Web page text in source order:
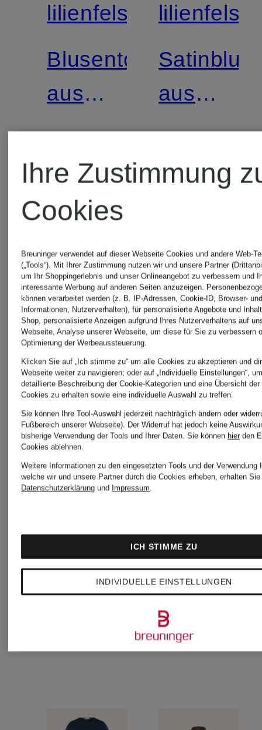
lilienfels
Blusentop
aus
Seide
129,99 €
lilienfels
aus
Seide
169,99 €
Neu
Hemdbluse
199,99 €
Neu
229,99 €
Ihre Zustimmung
Cookies
Breuninger verwendet auf dieser Webseite Cookies und andere Web-
(„Tools“). Mit Ihrer Zustimmung nutzen wir und unsere Partner
um Ihr Shoppingerlebnis und unser Onlineangebot zu verbessern und
interessante Werbung auf anderen Seiten anzuzeigen.
können verarbeitet werden (z. B. IP-Adressen, Cookie-ID, Browser-
Informationen, Nutzerverhalten), für personalisierte Angebote und
Shop, personalisierte Anzeigen aufgrund Ihres Nutzerverhaltens auf
Webseite, Analyse unserer Webseite, um diese für Sie zu verbessern
Optimierung der Werbeaussteuerung.
Klicken Sie auf „Ich stimme zu“ um alle Cookies zu akzeptieren und
Webseite weiter zu navigieren; oder auf „Individuelle Einstellungen“,
detaillierte Beschreibung der Cookie-Kategorien und eine Übersicht
Cookies zu erhalten sowie eine individuelle Auswahl zu treffen.
Sie können Ihre Tool-Auswahl jederzeit nachträglich ändern oder
Fußbereich unserer Webseite). Der Widerruf hat jedoch keine
bisherige Verwendung der Tools und Ihrer Daten. Sie können hier den
Cookies ablehnen.
Weitere Informationen zu den eingesetzten Tools und der Verwendung
welche wir und unsere Partner durch die Cookies erheben, erhalten
Datenschutzerklärung und Impressum.
INDIVIDUELLE EINSTELLUNGEN
ICH STIMME ZU